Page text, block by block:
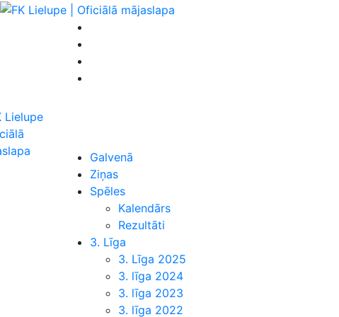
Galvenā
Ziņas
Spēles
Kalendārs
Rezultāti
3. Līga
3. Līga 2025
3. līga 2024
3. līga 2023
3. līga 2022